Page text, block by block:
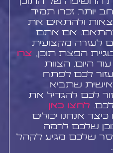
יותר. זכרו תמיד
ולהתאים את
אם אתם
לעזרה מקצועית
הפצת תוכן, צרו
עוד היום. הצוות
לכם לפתח
שתביא
לכם להגדיל את
לחצו כאן
כיצד אנחנו יכולים
שלכם לרמה
שלכם מגיע לקהל